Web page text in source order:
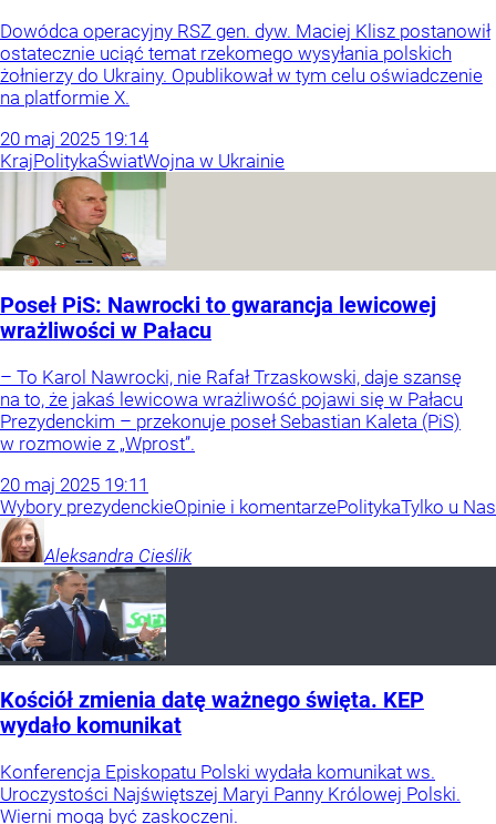
Dowódca operacyjny RSZ gen. dyw. Maciej Klisz postanowił
ostatecznie uciąć temat rzekomego wysyłania polskich
żołnierzy do Ukrainy. Opublikował w tym celu oświadczenie
na platformie X.
20 maj 2025 19:14
KrajPolitykaŚwiatWojna w Ukrainie
Poseł PiS: Nawrocki to gwarancja lewicowej
wrażliwości w Pałacu
– To Karol Nawrocki, nie Rafał Trzaskowski, daje szansę
na to, że jakaś lewicowa wrażliwość pojawi się w Pałacu
Prezydenckim – przekonuje poseł Sebastian Kaleta (PiS)
w rozmowie z „Wprost”.
20 maj 2025 19:11
Wybory prezydenckieOpinie i komentarzePolitykaTylko u Nas
Aleksandra Cieślik
Kościół zmienia datę ważnego święta. KEP
wydało komunikat
Konferencja Episkopatu Polski wydała komunikat ws.
Uroczystości Najświętszej Maryi Panny Królowej Polski.
Wierni mogą być zaskoczeni.